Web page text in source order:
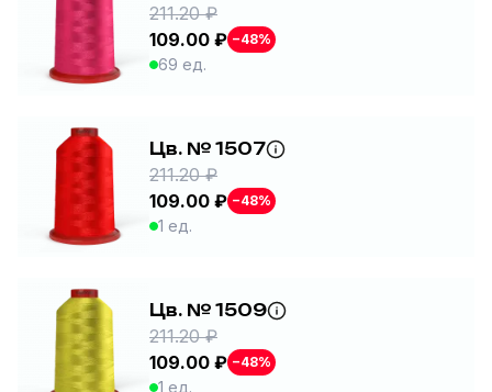
211.20 ₽
109.00 ₽ −48%
69 ед.
Цв. № 1507
211.20 ₽
109.00 ₽ −48%
1 ед.
Цв. № 1509
211.20 ₽
109.00 ₽ −48%
1 ед.